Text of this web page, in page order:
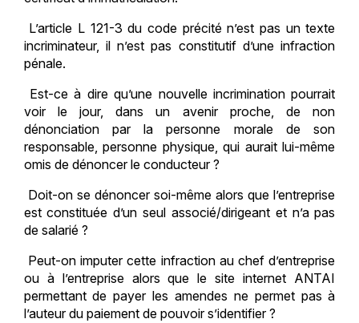
L’article L 121-3 du code précité n’est pas un texte
incriminateur, il n’est pas constitutif d’une infraction
pénale.
Est-ce à dire qu’une nouvelle incrimination pourrait
voir le jour, dans un avenir proche, de non
dénonciation par la personne morale de son
responsable, personne physique, qui aurait lui-même
omis de dénoncer le conducteur ?
Doit-on se dénoncer soi-même alors que l’entreprise
est constituée d’un seul associé/dirigeant et n’a pas
de salarié ?
Peut-on imputer cette infraction au chef d’entreprise
ou à l’entreprise alors que le site internet ANTAI
permettant de payer les amendes ne permet pas à
l’auteur du paiement de pouvoir s’identifier ?